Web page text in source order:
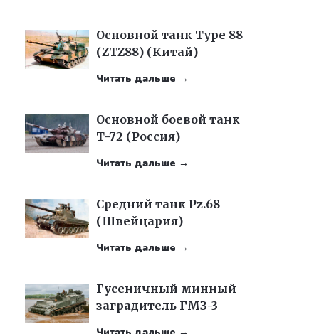
Основной танк Туре 88
(ZTZ88) (Китай)
Читать дальше →
Основной боевой танк
Т-72 (Россия)
Читать дальше →
Средний танк Pz.68
(Швейцария)
Читать дальше →
Гусеничный минный
заградитель ГМЗ-3